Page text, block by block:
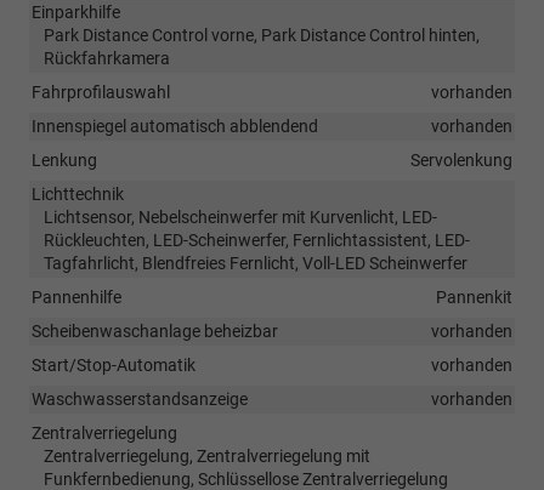
Einparkhilfe
Park Distance Control vorne, Park Distance Control hinten,
Rückfahrkamera
Fahrprofilauswahl
vorhanden
Innenspiegel automatisch abblendend
vorhanden
Lenkung
Servolenkung
Lichttechnik
Lichtsensor, Nebelscheinwerfer mit Kurvenlicht, LED-
Rückleuchten, LED-Scheinwerfer, Fernlichtassistent, LED-
Tagfahrlicht, Blendfreies Fernlicht, Voll-LED Scheinwerfer
Pannenhilfe
Pannenkit
Scheibenwaschanlage beheizbar
vorhanden
Start/Stop-Automatik
vorhanden
Waschwasserstandsanzeige
vorhanden
Zentralverriegelung
Zentralverriegelung, Zentralverriegelung mit
Funkfernbedienung, Schlüssellose Zentralverriegelung